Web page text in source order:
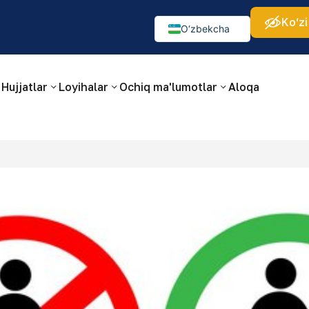
Изображения: 👁
O‘zbekcha
Русский
Hujjatlar Loyihalar Ochiq ma'lumotlar Aloqa